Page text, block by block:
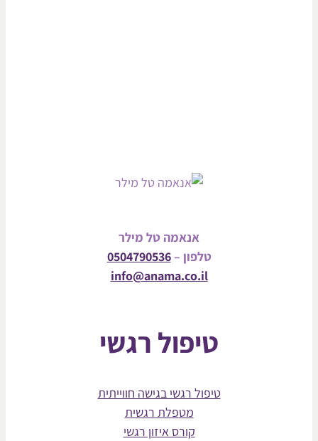
אנאמה טל מילר
טלפון –0504790536
info@anama.co.il
טיפול רגשי
טיפול רגשי בגישה חווייתית
מטפלת רגשית
קורס איזון רגשי